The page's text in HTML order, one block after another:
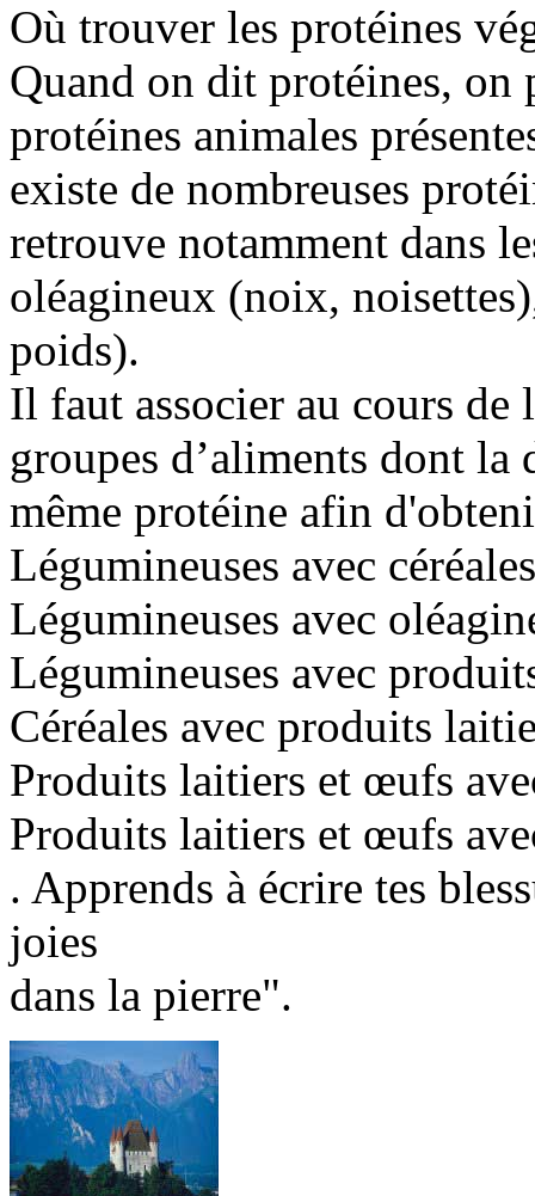
Où trouver les protéines
Quand on dit protéines, on
protéines animales
existe de nombreuses
retrouve notamment dans
oléagineux (noix,
poids).
Il faut associer au cours
groupes d’aliments dont la
même protéine afin
Légumineuses avec céréales
Légumineuses avec
Légumineuses avec
Céréales avec produits
Produits laitiers et œufs
Produits laitiers et œufs
. Apprends à écrire tes
joies
dans la pierre".